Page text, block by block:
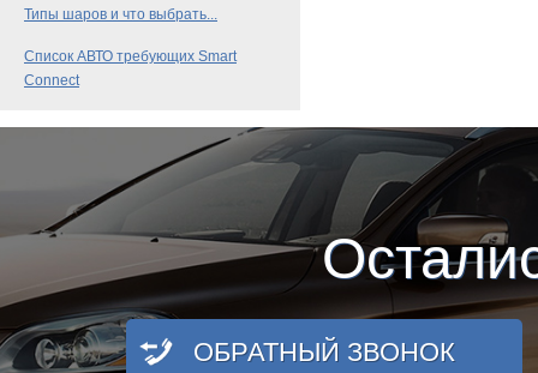
Типы шаров и что выбрать...
Список АВТО требующих Smart
Connect
ОБРАТНЫЙ ЗВОНОК